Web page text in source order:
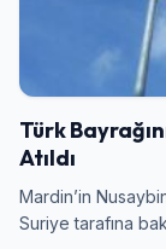
Türk
Atıldı
Mardin’in
Suriye tarafına